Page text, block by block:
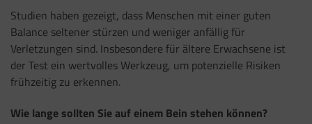
Studien haben gezeigt, dass Menschen mit einer guten
Balance seltener stürzen und weniger anfällig für
Verletzungen sind. Insbesondere für ältere Erwachsene ist
der Test ein wertvolles Werkzeug, um potenzielle Risiken
frühzeitig zu erkennen.
Wie lange sollten Sie auf einem Bein stehen können?